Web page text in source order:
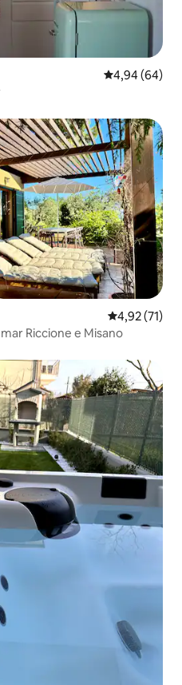
4,94 de uma
4,94 (64)
4,92 de uma
4,92 (71)
Riccione e Misano